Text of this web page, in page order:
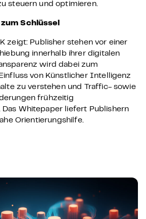
steuern und optimieren.
Schlüssel
zeigt: Publisher stehen vor einer
innerhalb ihrer digitalen
wird dabei zum
von Künstlicher Intelligenz
zu verstehen und Traffic- sowie
frühzeitig
Whitepaper liefert Publishern
Orientierungshilfe.